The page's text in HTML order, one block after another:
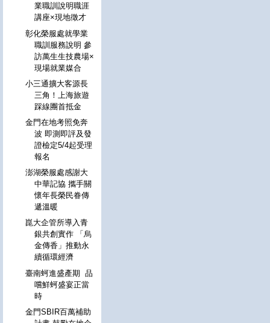
業職訓說明職涯
講座×現地徵才
彰化榮服處就學業
職訓服務說明 參
訪萬生生技農場×
現場就業媒合
小三通擴大客源長
三角！上海旅遊
踩線團首抵金
金門在地考照免奔
波 即測即評及發
證檢定5/4起受理
報名
澎湖榮服處感謝大
中華記協 攜手關
懷年長榮民眷傳
遞溫暖
崑大企管所導入青
銀共創實作 「烏
金傳香」推動永
續循環經濟
臺南蚵進盛產期 品
嚐鮮蚵盛宴正當
時
金門SBIR百萬補助